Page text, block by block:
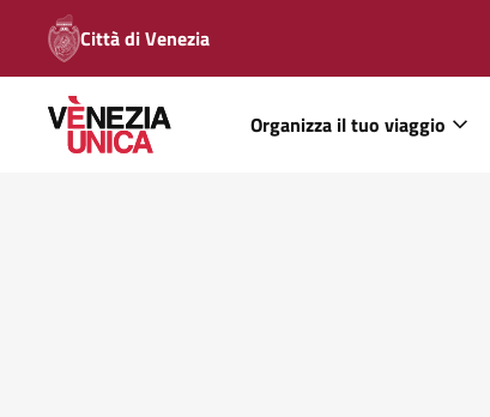
Città di Venezia
Organizza il tuo viaggio